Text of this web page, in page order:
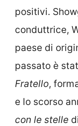
positivi.
conduttrice,
paese di
passato è
Fratello,
e lo scorso
con le stelle